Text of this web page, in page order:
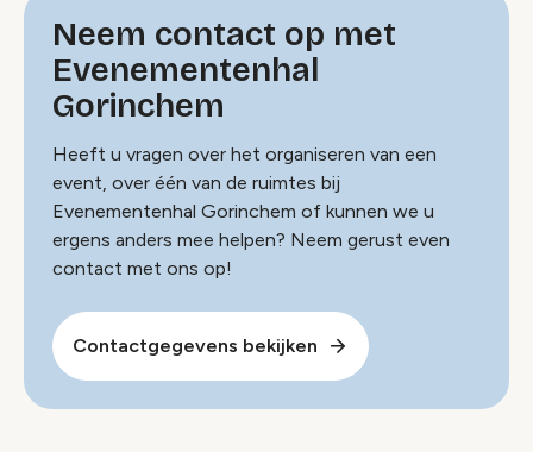
Neem contact op met
Evenementenhal
Gorinchem
Heeft u vragen over het organiseren van een
event, over één van de ruimtes bij
Evenementenhal Gorinchem of kunnen we u
ergens anders mee helpen? Neem gerust even
contact met ons op!
Contactgegevens bekijken